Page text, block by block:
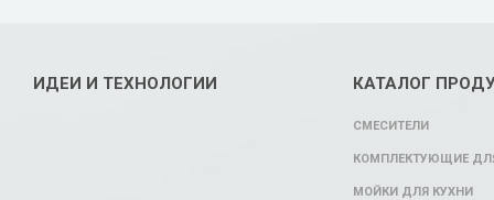
ИДЕИ И ТЕХНОЛОГИИ КАТАЛОГ
СМЕСИТЕЛИ
КОМПЛЕКТУЮЩИЕ
МОЙКИ ДЛЯ КУХНИ